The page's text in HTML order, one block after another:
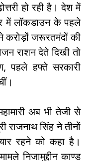
हो रही है। देश में
में लॉकडाउन के पहले
करोड़ों जरूरतमंदों की
राशन देते दिखी तो
पहले हफ्ते सरकारी
अब भी तेजी से
राजनाथ सिंह ने तीनों
रहने को कहा है।
निजामुद्दीन काण्ड